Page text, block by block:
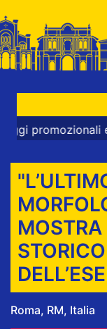
e
Roma, RM, Italia